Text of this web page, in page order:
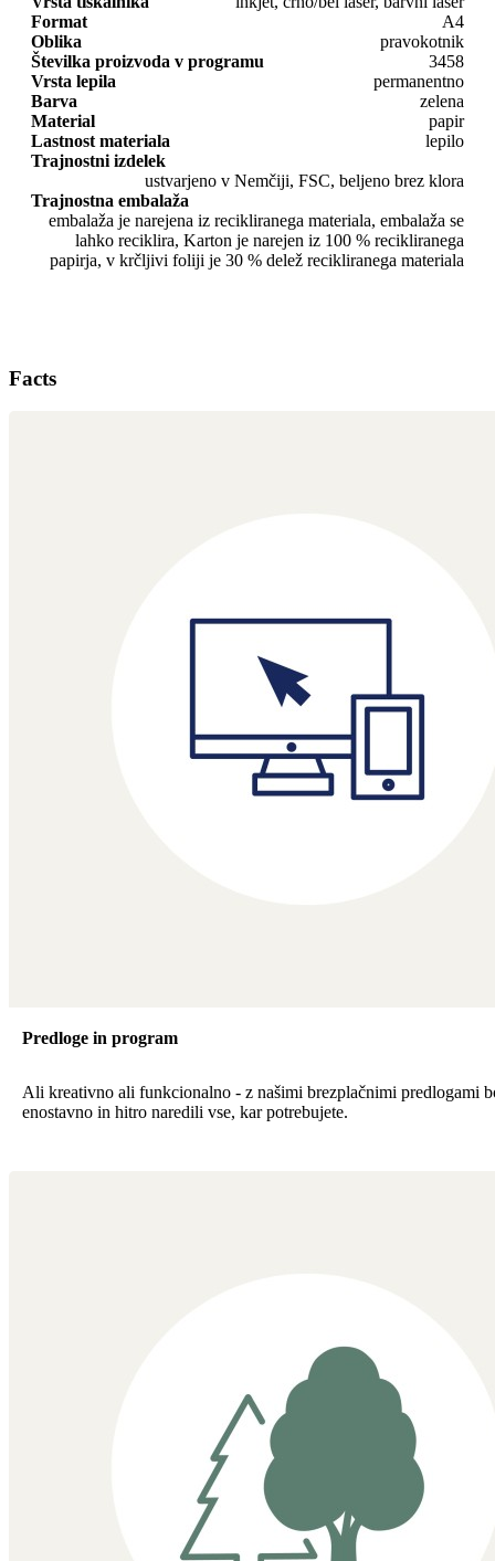
Format
A4
Oblika
pravokotnik
Številka proizvoda v programu
3458
Vrsta lepila
permanentno
Barva
zelena
Material
papir
Lastnost materiala
lepilo
Trajnostni izdelek
ustvarjeno v Nemčiji, FSC, beljeno brez klora
Trajnostna embalaža
embalaža je narejena iz recikliranega materiala, embalaža se
lahko reciklira, Karton je narejen iz 100 % recikliranega
papirja, v krčljivi foliji je 30 % delež recikliranega materiala
Facts
Predloge in program
Ali kreativno ali funkcionalno - z našimi brezplačnimi predlogami
enostavno in hitro naredili vse, kar potrebujete.